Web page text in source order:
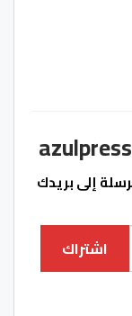
إلى بريدك
اشتراك